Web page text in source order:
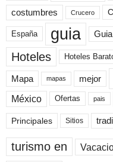
costumbres Crucero
España guia
Hoteles Hoteles
Mapa mapas mejor
México Ofertas pais
Principales Sitios
turismo en